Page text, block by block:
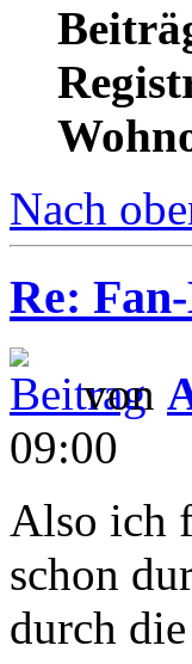
Nach
Re:
von
09:00
Also ich
schon
durch